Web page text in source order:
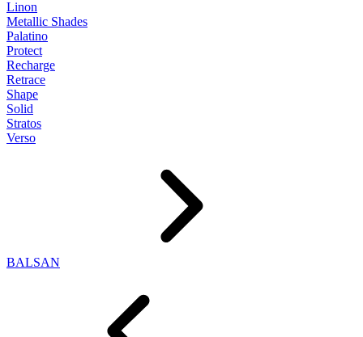
Linon
Metallic Shades
Palatino
Protect
Recharge
Retrace
Shape
Solid
Stratos
Verso
BALSAN